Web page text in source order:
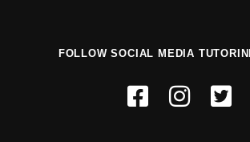
FOLLOW SOCIAL MEDIA